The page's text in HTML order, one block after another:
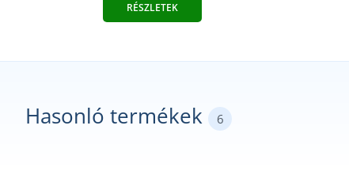
RÉSZLETEK
Hasonló termékek 6